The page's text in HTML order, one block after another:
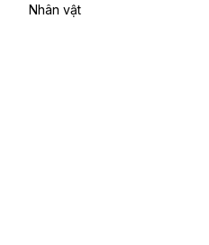
Nhân vật